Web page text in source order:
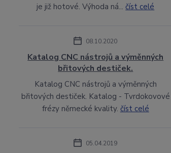
je již hotové. Výhoda ná...číst celé
08.10.2020
Katalog CNC nástrojů a výměnných
břitových destiček.
Katalog CNC nástrojů a výměnných
břitových destiček. Katalog - Tvrdokovové
frézy německé kvality. číst celé
05.04.2019